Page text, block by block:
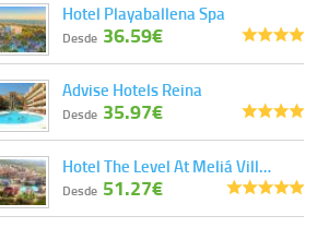
Hotel Playaballena Spa
Desde 36.59€
Advise Hotels Reina
Desde 35.97€
Hotel The Level At Meliá Vill…
Desde 51.27€